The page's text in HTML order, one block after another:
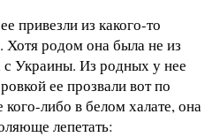
привезли из какого-то
Хотя родом она была не из
Украины. Из родных у нее
ее прозвали вот по
либо в белом халате, она
лепетать: